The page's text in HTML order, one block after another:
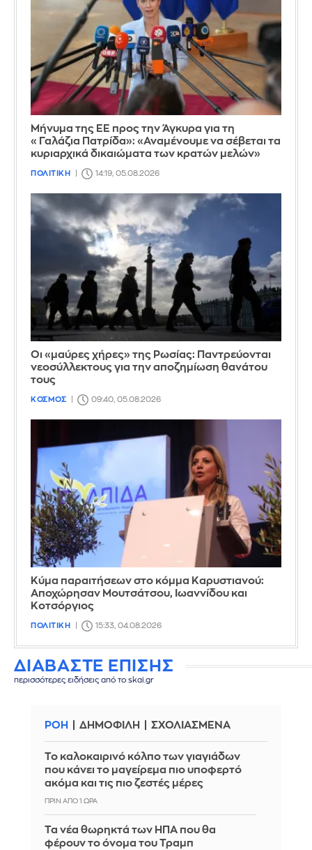
Μήνυμα της ΕΕ προς την Άγκυρα για τη
«Γαλάζια Πατρίδα»: «Αναμένουμε να σέβεται τα
κυριαρχικά δικαιώματα των κρατών μελών»
ΠΟΛΙΤΙΚΗ 14:19, 05.08.2026
Οι «μαύρες χήρες» της Ρωσίας: Παντρεύονται
νεοσύλλεκτους για την αποζημίωση θανάτου
τους
ΚΟΣΜΟΣ 09:40, 05.08.2026
Κύμα παραιτήσεων στο κόμμα Καρυστιανού:
Αποχώρησαν Μουτσάτσου, Ιωαννίδου και
Κοτσόργιος
ΠΟΛΙΤΙΚΗ 15:33, 04.08.2026
ΔΙΑΒΑΣΤΕ ΕΠΙΣΗΣ
περισσότερες ειδήσεις από το skai.gr
ΡΟΗ ΔΗΜΟΦΙΛΗ ΣΧΟΛΙΑΣΜΕΝΑ
Το καλοκαιρινό κόλπο των γιαγιάδων
που κάνει το μαγείρεμα πιο υποφερτό
ακόμα και τις πιο ζεστές μέρες
ΠΡΙΝ ΑΠΌ 1 ΏΡΑ
Τα νέα θωρηκτά των ΗΠΑ που θα
φέρουν το όνομα του Τραμπ